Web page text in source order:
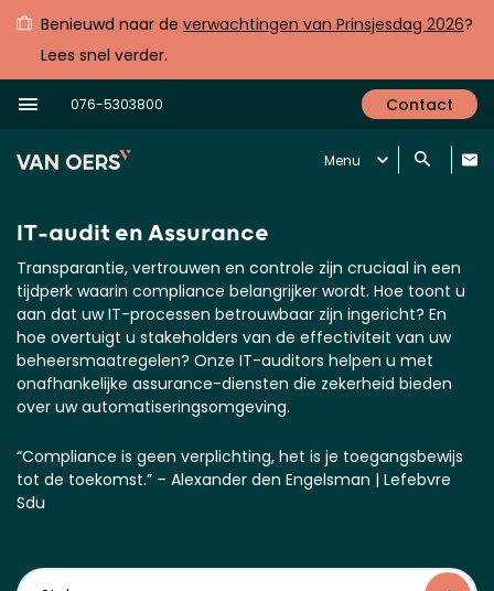
Benieuwd naar de verwachtingen van Prinsjesdag 2026?
Lees snel verder.
076-5303800 Contact
Menu
IT-audit en Assurance
Transparantie, vertrouwen en controle zijn cruciaal in een
tijdperk waarin compliance belangrijker wordt. Hoe toont u
aan dat uwIT-processen betrouwbaar zijn ingericht? En
hoe overtuigt u stakeholders van de effectiviteit van uw
beheersmaatregelen? Onze IT-auditors helpen u met
onafhankelijke assurance-diensten die zekerheid bieden
over uw automatiseringsomgeving.
“Compliance is geen verplichting, het is je toegangsbewijs
tot de toekomst.” – Alexander den Engelsman | Lefebvre
Sdu